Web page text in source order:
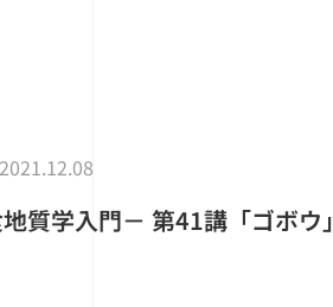
2021.12.08
質学入門－ 第41講「ゴボウ」